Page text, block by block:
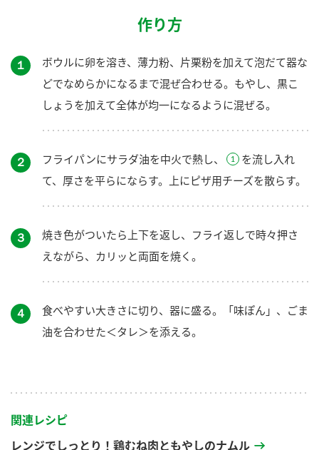
作り方
１
ボウルに卵を溶き、薄力粉、片栗粉を加えて泡だて器な
どでなめらかになるまで混ぜ合わせる。もやし、黒こ
しょうを加えて全体が均一になるように混ぜる。
２ フライパンにサラダ油を中火で熱し、
を流し入れ
て、厚さを平らにならす。上にピザ用チーズを散らす。
３
焼き色がついたら上下を返し、フライ返しで時々押さ
えながら、カリッと両面を焼く。
４
食べやすい大きさに切り、器に盛る。「味ぽん」、ごま
油を合わせた＜タレ＞を添える。
関連レシピ
レンジでしっとり！鶏むね肉ともやしのナムル